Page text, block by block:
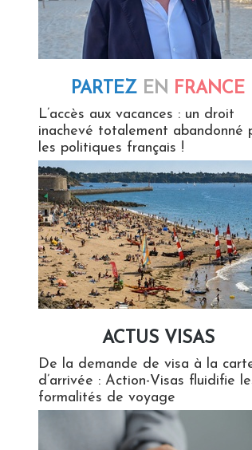
PARTEZ EN FRANCE
L’accès aux vacances : un droit
inachevé totalement abandonné
les politiques français !
ACTUS VISAS
De la demande de visa à la
d’arrivée : Action-Visas fluidifie
formalités de voyage